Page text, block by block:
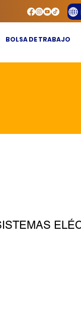
BOLSA DE TRABAJO